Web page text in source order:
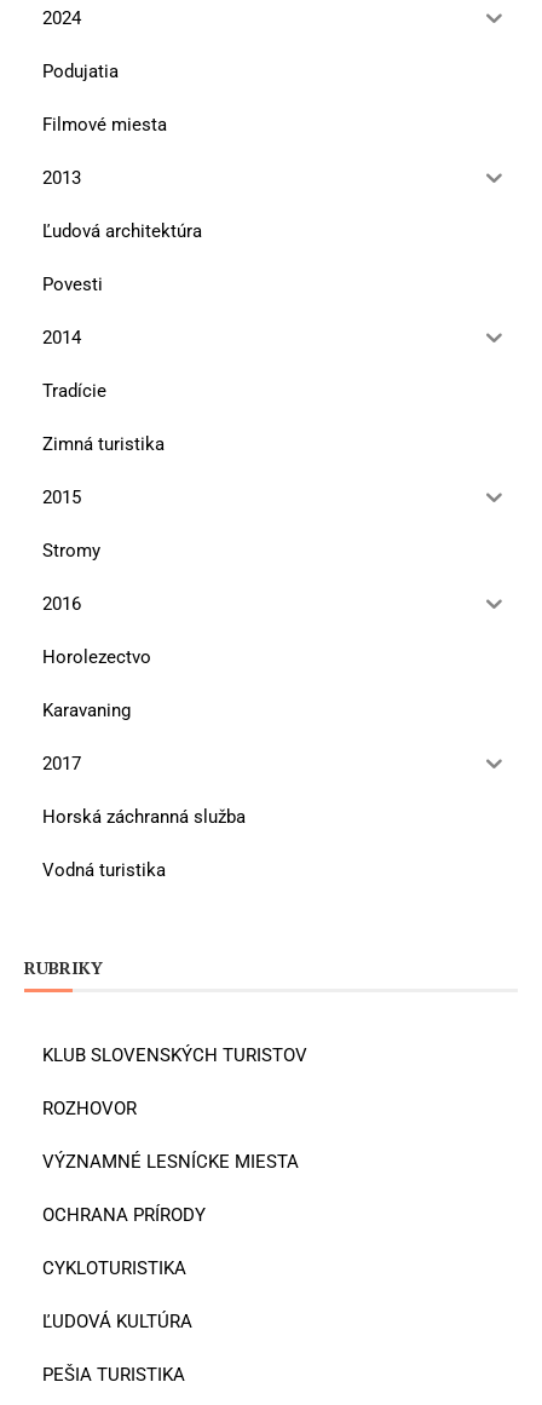
2024
Podujatia
Filmové miesta
2013
Ľudová architektúra
Povesti
2014
Tradície
Zimná turistika
2015
Stromy
2016
Horolezectvo
Karavaning
2017
Horská záchranná služba
Vodná turistika
RUBRIKY
KLUB SLOVENSKÝCH TURISTOV
ROZHOVOR
VÝZNAMNÉ LESNÍCKE MIESTA
OCHRANA PRÍRODY
CYKLOTURISTIKA
ĽUDOVÁ KULTÚRA
PEŠIA TURISTIKA